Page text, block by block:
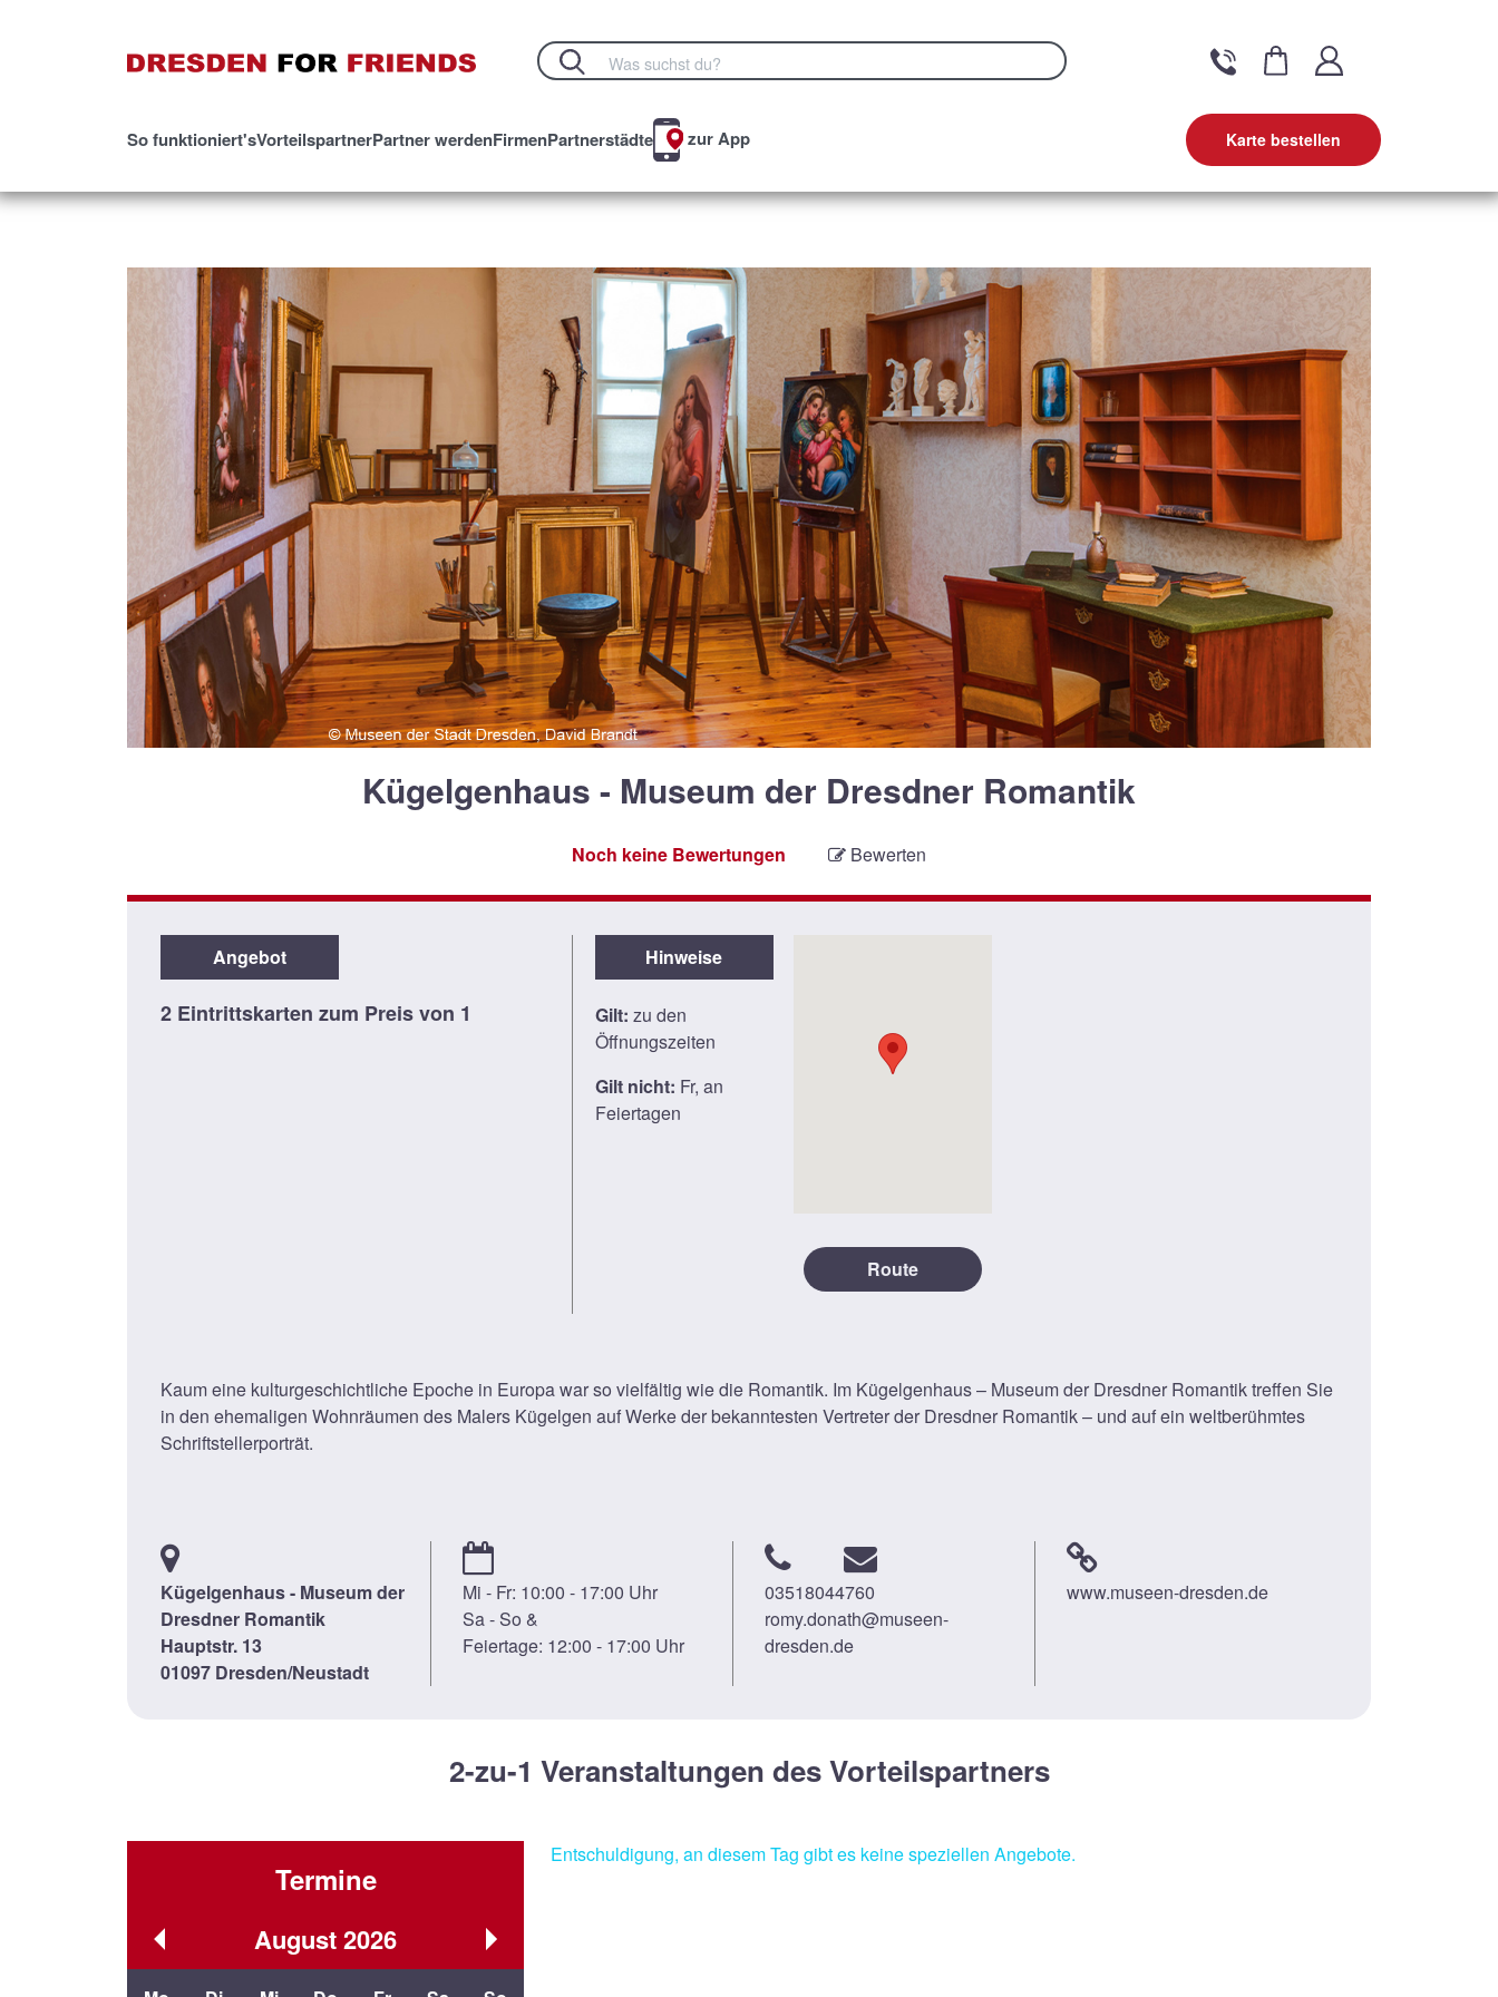
So funktioniert'sVorteilspartnerPartner werdenFirmenPartnerstädte zur App Karte bestellen
Kügelgenhaus - Museum der Dresdner Romantik
Noch keine Bewertungen Bewerten
Angebot
2 Eintrittskarten zum Preis von 1
Hinweise
Gilt: zu den
Öffnungszeiten
Gilt nicht: Fr, an
Feiertagen
Route
Kaum eine kulturgeschichtliche Epoche in Europa war so vielfältig wie die Romantik. Im Kügelgenhaus – Museum der Dresdner Romantik treffen Sie
in den ehemaligen Wohnräumen des Malers Kügelgen auf Werke der bekanntesten Vertreter der Dresdner Romantik – und auf ein weltberühmtes
Schriftstellerporträt.
Kügelgenhaus - Museum der
Dresdner Romantik
Hauptstr. 13
01097 Dresden/Neustadt
Mi - Fr: 10:00 - 17:00 Uhr
Sa - So &
Feiertage: 12:00 - 17:00 Uhr
03518044760
romy.donath@museen-
dresden.de
www.museen-dresden.de
2-zu-1 Veranstaltungen des Vorteilspartners
Termine
August2026
Entschuldigung, an diesem Tag gibt es keine speziellen Angebote.